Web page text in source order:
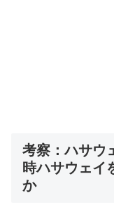
考察：ハサウ
時ハサウェイ
か